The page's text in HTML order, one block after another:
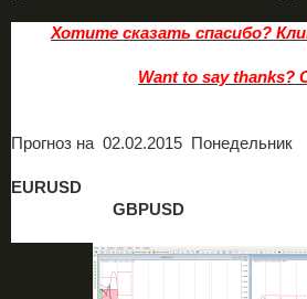
Хотите сказать спасибо?
Want to say thanks?
Прогноз на 02.02.2015 Понедельник
GBPUSD